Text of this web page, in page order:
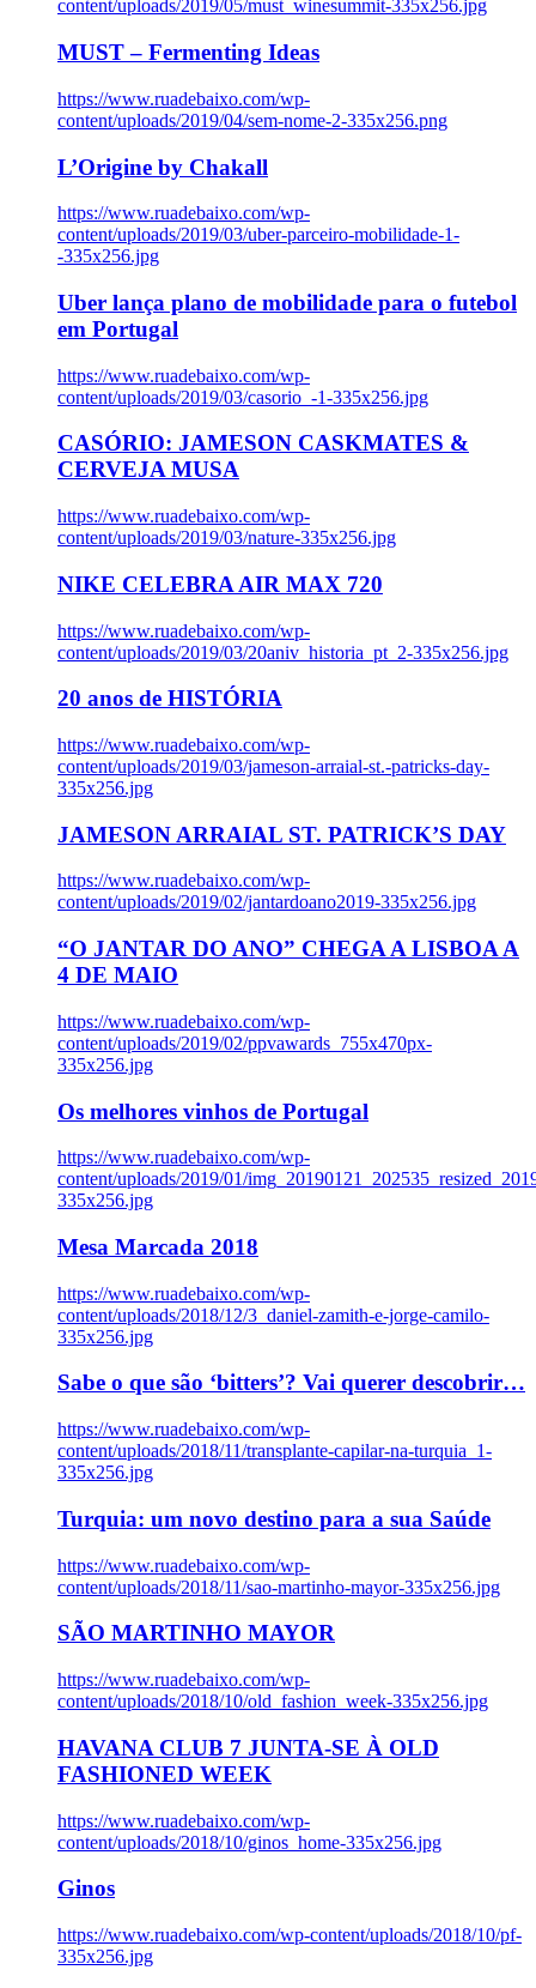
content/uploads/2019/05/must_winesummit-335x256.jpg
MUST – Fermenting Ideas
https://www.ruadebaixo.com/wp-
content/uploads/2019/04/sem-nome-2-335x256.png
L’Origine by Chakall
https://www.ruadebaixo.com/wp-
content/uploads/2019/03/uber-parceiro-mobilidade-1-
-335x256.jpg
Uber lança plano de mobilidade para o futebol
em Portugal
https://www.ruadebaixo.com/wp-
content/uploads/2019/03/casorio_-1-335x256.jpg
CASÓRIO: JAMESON CASKMATES &
CERVEJA MUSA
https://www.ruadebaixo.com/wp-
content/uploads/2019/03/nature-335x256.jpg
NIKE CELEBRA AIR MAX 720
https://www.ruadebaixo.com/wp-
content/uploads/2019/03/20aniv_historia_pt_2-335x256.jpg
20 anos de HISTÓRIA
https://www.ruadebaixo.com/wp-
content/uploads/2019/03/jameson-arraial-st.-patricks-day-
335x256.jpg
JAMESON ARRAIAL ST. PATRICK’S DAY
https://www.ruadebaixo.com/wp-
content/uploads/2019/02/jantardoano2019-335x256.jpg
“O JANTAR DO ANO” CHEGA A LISBOA A
4 DE MAIO
https://www.ruadebaixo.com/wp-
content/uploads/2019/02/ppvawards_755x470px-
335x256.jpg
Os melhores vinhos de Portugal
https://www.ruadebaixo.com/wp-
content/uploads/2019/01/
335x256.jpg
Mesa Marcada 2018
https://www.ruadebaixo.com/wp-
content/uploads/2018/12/3_daniel-zamith-e-jorge-camilo-
335x256.jpg
Sabe o que são ‘bitters’? Vai querer descobrir…
https://www.ruadebaixo.com/wp-
content/uploads/2018/11/transplante-capilar-na-turquia_1-
335x256.jpg
Turquia: um novo destino para a sua Saúde
https://www.ruadebaixo.com/wp-
content/uploads/2018/11/sao-martinho-mayor-335x256.jpg
SÃO MARTINHO MAYOR
https://www.ruadebaixo.com/wp-
content/uploads/2018/10/old_fashion_week-335x256.jpg
HAVANA CLUB 7 JUNTA-SE À OLD
FASHIONED WEEK
https://www.ruadebaixo.com/wp-
content/uploads/2018/10/ginos_home-335x256.jpg
Ginos
https://www.ruadebaixo.com/wp-content/uploads/2018/10/pf-
335x256.jpg